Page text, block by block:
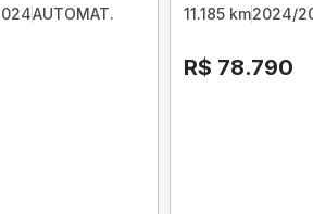
AUTOMAT. 11.185 km2024/
R$ 78.790